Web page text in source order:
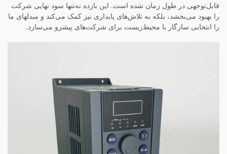
قابل‌توجهی در طول زمان شده است. این بازده نه‌تنها سود نهایی شرکت
را بهبود می‌بخشد، بلکه به تلاش‌های پایداری نیز کمک می‌کند و مبدلهای ما
را انتخابی سازگار با محیط‌زیست برای شرکت‌های پیشرو می‌سازد.